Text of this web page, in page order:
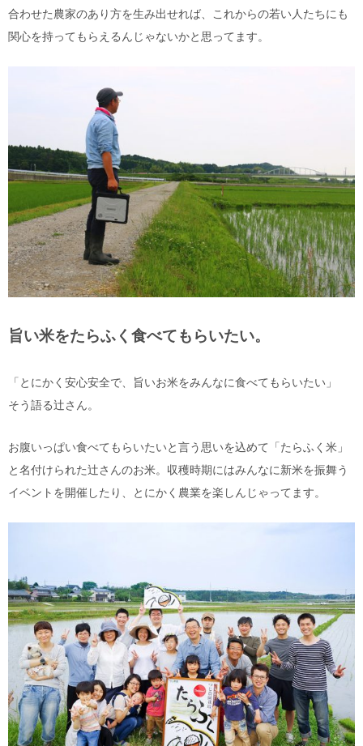
合わせた農家のあり方を生み出せれば、これからの若い人たちにも
関心を持ってもらえるんじゃないかと思ってます。
旨い米をたらふく食べてもらいたい。
「とにかく安心安全で、旨いお米をみんなに食べてもらいたい」
そう語る辻さん。
お腹いっぱい食べてもらいたいと言う思いを込めて「たらふく米」
と名付けられた辻さんのお米。収穫時期にはみんなに新米を振舞う
イベントを開催したり、とにかく農業を楽しんじゃってます。